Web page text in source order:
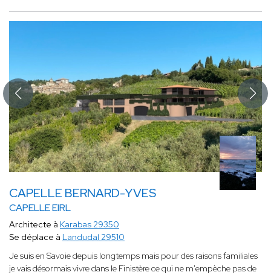
CAPELLE BERNARD-YVES
CAPELLE EIRL
Architecte à Karabas 29350
Se déplace à Landudal 29510
Je suis en Savoie depuis longtemps mais pour des raisons familiales
je vais désormais vivre dans le Finistère ce qui ne m'empèche pas de